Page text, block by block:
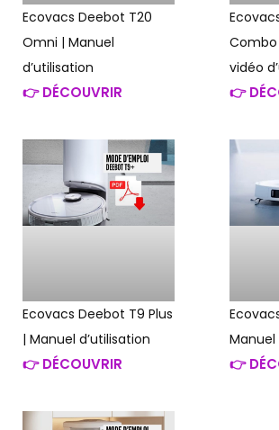
Ecovacs Deebot T20
Omni | Manuel
d’utilisation
👉 DÉCOUVRIR
vidéo
👉
Ecovacs Deebot T9 Plus
| Manuel d’utilisation
👉 DÉCOUVRIR
Manuel
👉